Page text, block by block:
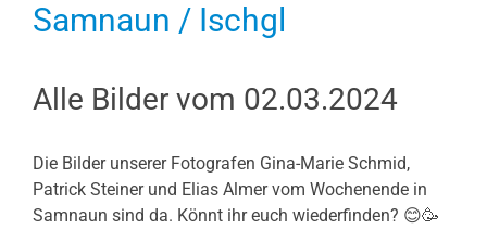
Samnaun / Ischgl
Alle Bilder vom 02.03.2024
Die Bilder unserer Fotografen Gina-Marie Schmid,
Patrick Steiner und Elias Almer vom Wochenende in
Samnaun sind da. Könnt ihr euch wiederfinden? 😊🥳